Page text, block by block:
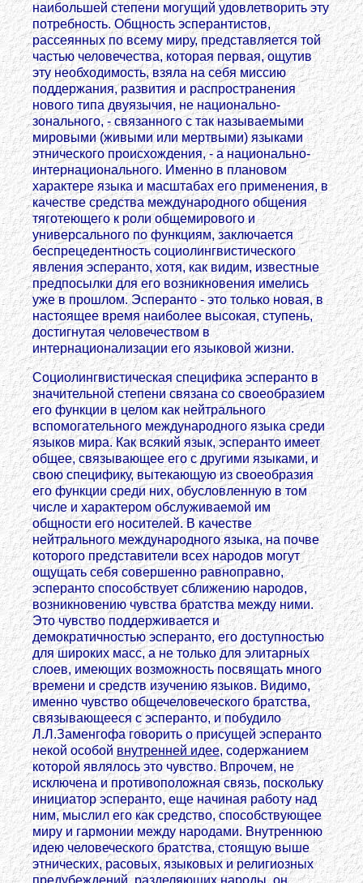
наибольшей степени могущий удовлетворить эту
потребность. Общность эсперантистов,
рассеянных по всему миру, представляется той
частью человечества, которая первая, ощутив
эту необходимость, взяла на себя миссию
поддержания, развития и распространения
нового типа двуязычия, не национально-
зонального, - связанного с так называемыми
мировыми (живыми или мертвыми) языками
этнического происхождения, - а национально-
интернационального. Именно в плановом
характере языка и масштабах его применения, в
качестве средства международного общения
тяготеющего к роли общемирового и
универсального по функциям, заключается
беспрецедентность социолингвистического
явления эсперанто, хотя, как видим, известные
предпосылки для его возникновения имелись
уже в прошлом. Эсперанто - это только новая, в
настоящее время наиболее высокая, ступень,
достигнутая человечеством в
интернационализации его языковой жизни.
Социолингвистическая специфика эсперанто в
значительной степени связана со своеобразием
его функции в целом как нейтрального
вспомогательного международного языка среди
языков мира. Как всякий язык, эсперанто имеет
общее, связывающее его с другими языками, и
свою специфику, вытекающую из своеобразия
его функции среди них, обусловленную в том
числе и характером обслуживаемой им
общности его носителей. В качестве
нейтрального международного языка, на почве
которого представители всех народов могут
ощущать себя совершенно равноправно,
эсперанто способствует сближению народов,
возникновению чувства братства между ними.
Это чувство поддерживается и
демократичностью эсперанто, его доступностью
для широких масс, а не только для элитарных
слоев, имеющих возможность посвящать много
времени и средств изучению языков. Видимо,
именно чувство общечеловеческого братства,
связывающееся с эсперанто, и побудило
Л.Л.Заменгофа говорить о присущей эсперанто
некой особой внутренней идее, содержанием
которой являлось это чувство. Впрочем, не
исключена и противоположная связь, поскольку
инициатор эсперанто, еще начиная работу над
ним, мыслил его как средство, способствующее
миру и гармонии между народами. Внутреннюю
идею человеческого братства, стоящую выше
этнических, расовых, языковых и религиозных
предубеждений, разделяющих народы, он